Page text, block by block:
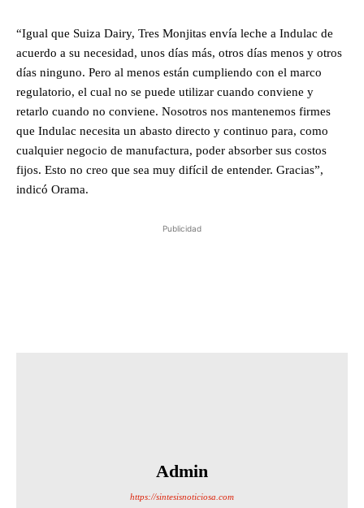
“Igual que Suiza Dairy, Tres Monjitas envía leche a Indulac de
acuerdo a su necesidad, unos días más, otros días menos y otros
días ninguno. Pero al menos están cumpliendo con el marco
regulatorio, el cual no se puede utilizar cuando conviene y
retarlo cuando no conviene. Nosotros nos mantenemos firmes
que Indulac necesita un abasto directo y continuo para, como
cualquier negocio de manufactura, poder absorber sus costos
fijos. Esto no creo que sea muy difícil de entender. Gracias”,
indicó Orama.
Publicidad
Admin
https://sintesisnoticiosa.com